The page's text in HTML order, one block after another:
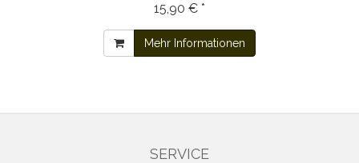
15,90 € *
Mehr Informationen
SERVICE